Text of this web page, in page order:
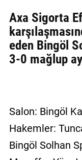
BİZE
ULAŞIN
Künye
İletişim
Kullanıcı
Sözleşmesi
Axa Sigorta
eden Bingöl
3-0 mağlup
Salon: Bingöl
Hakemler:
Bingöl Solhan